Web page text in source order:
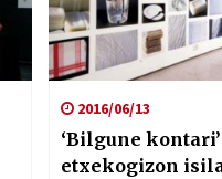
2016/06/13
‘Bilgune
etxekogizon